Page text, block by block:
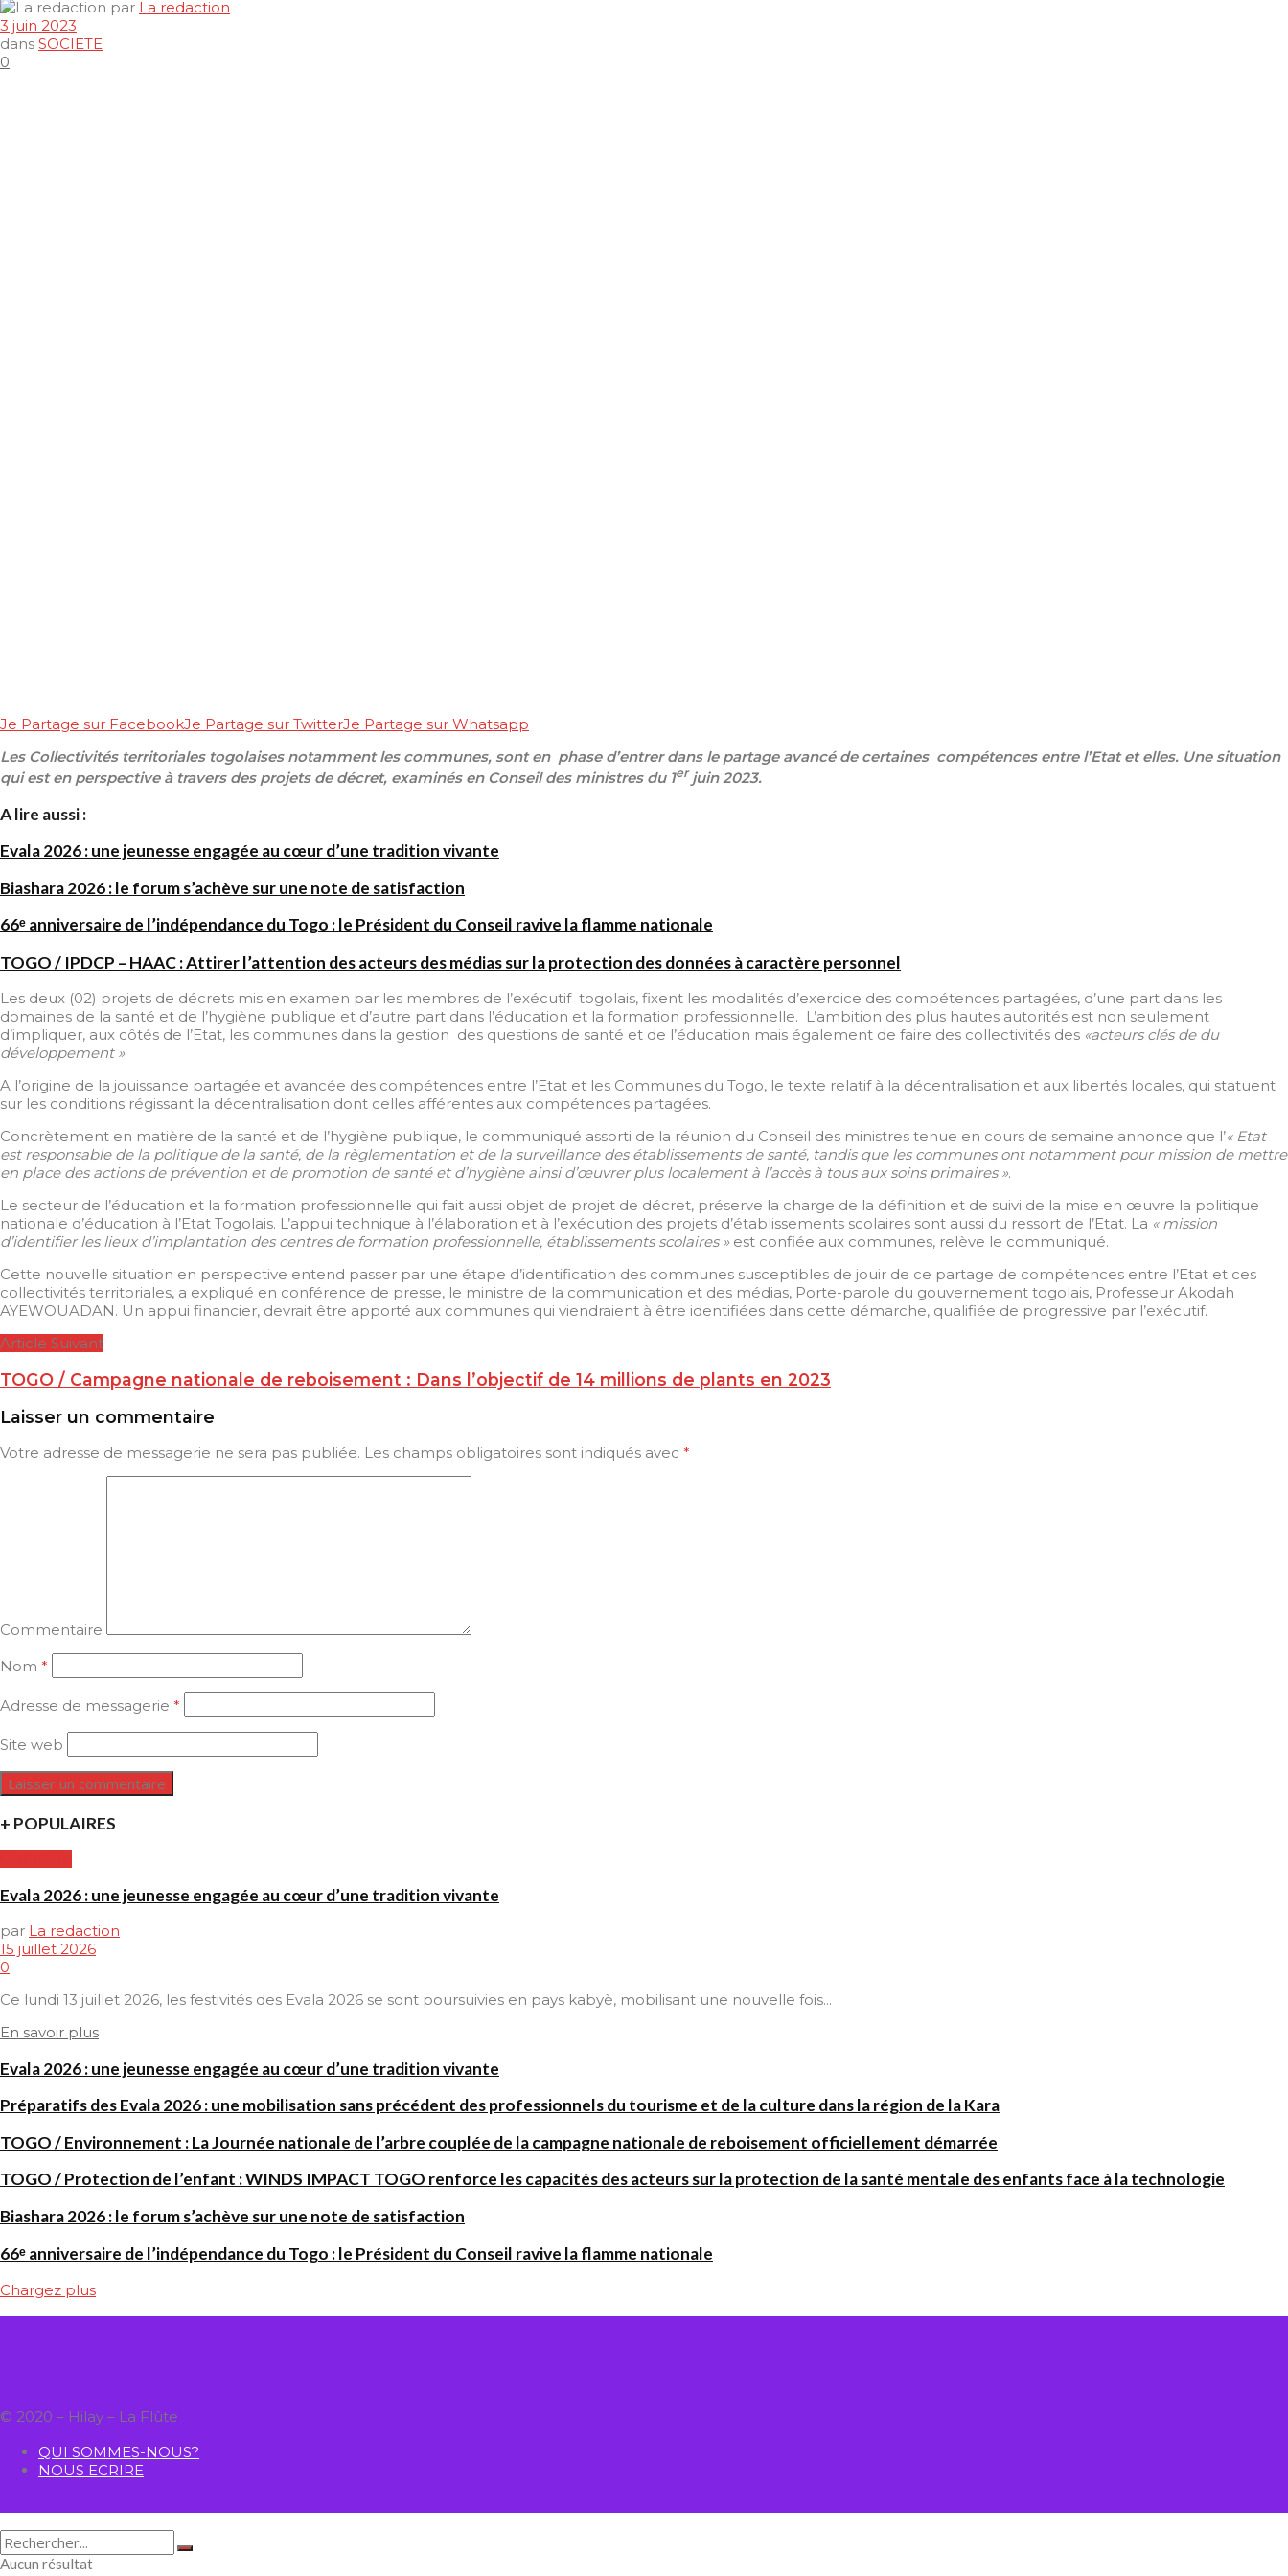
par La redaction
3 juin 2023
dans SOCIETE
0
Je Partage sur FacebookJe Partage sur TwitterJe Partage sur Whatsapp
Les Collectivités territoriales togolaises notamment les communes, sont en phase d’entrer dans le partage avancé de certaines compétences entre l’Etat et elles. Une situation
qui est en perspective à travers des projets de décret, examinés en Conseil des ministres du 1erjuin 2023.
A lire aussi :
Evala 2026 : une jeunesse engagée au cœur d’une tradition vivante
Biashara 2026 : le forum s’achève sur une note de satisfaction
66ᵉ anniversaire de l’indépendance du Togo : le Président du Conseil ravive la flamme nationale
TOGO / IPDCP – HAAC : Attirer l’attention des acteurs des médias sur la protection des données à caractère personnel
Les deux (02) projets de décrets mis en examen par les membres de l’exécutif togolais, fixent les modalités d’exercice des compétences partagées, d’une part dans les
domaines de la santé et de l’hygiène publique et d’autre part dans l’éducation et la formation professionnelle. L’ambition des plus hautes autorités est non seulement
d’impliquer, aux côtés de l’Etat, les communes dans la gestion des questions de santé et de l’éducation mais également de faire des collectivités des «acteurs clés de du
développement ».
A l’origine de la jouissance partagée et avancée des compétences entre l’Etat et les Communes du Togo, le texte relatif à la décentralisation et aux libertés locales, qui statuent
sur les conditions régissant la décentralisation dont celles afférentes aux compétences partagées.
Concrètement en matière de la santé et de l’hygiène publique, le communiqué assorti de la réunion du Conseil des ministres tenue en cours de semaine annonce que l’« Etat
est responsable de la politique de la santé, de la règlementation et de la surveillance des établissements de santé, tandis que les communes ont notamment pour mission de mettre
en place des actions de prévention et de promotion de santé et d’hygiène ainsi d’œuvrer plus localement à l’accès à tous aux soins primaires ».
Le secteur de l’éducation et la formation professionnelle qui fait aussi objet de projet de décret, préserve la charge de la définition et de suivi de la mise en œuvre la politique
nationale d’éducation à l’Etat Togolais. L’appui technique à l’élaboration et à l’exécution des projets d’établissements scolaires sont aussi du ressort de l’Etat. La « mission
d’identifier les lieux d’implantation des centres de formation professionnelle, établissements scolaires » est confiée aux communes, relève le communiqué.
Cette nouvelle situation en perspective entend passer par une étape d’identification des communes susceptibles de jouir de ce partage de compétences entre l’Etat et ces
collectivités territoriales, a expliqué en conférence de presse, le ministre de la communication et des médias, Porte-parole du gouvernement togolais, Professeur Akodah
AYEWOUADAN. Un appui financier, devrait être apporté aux communes qui viendraient à être identifiées dans cette démarche, qualifiée de progressive par l’exécutif.
Article Suivant
TOGO / Campagne nationale de reboisement : Dans l’objectif de 14 millions de plants en 2023
Laisser un commentaire
Votre adresse de messagerie ne sera pas publiée. Les champs obligatoires sont indiqués avec *
Commentaire
Nom *
Adresse de messagerie *
Site web
+ POPULAIRES
Evala 2026 : une jeunesse engagée au cœur d’une tradition vivante
par La redaction
15 juillet 2026
0
Ce lundi 13 juillet 2026, les festivités des Evala 2026 se sont poursuivies en pays kabyè, mobilisant une nouvelle fois...
En savoir plus
Evala 2026 : une jeunesse engagée au cœur d’une tradition vivante
Préparatifs des Evala 2026 : une mobilisation sans précédent des professionnels du tourisme et de la culture dans la région de la Kara
TOGO / Environnement : La Journée nationale de l’arbre couplée de la campagne nationale de reboisement officiellement démarrée
TOGO / Protection de l’enfant : WINDS IMPACT TOGO renforce les capacités des acteurs sur la protection de la santé mentale des enfants face à la technologie
Biashara 2026 : le forum s’achève sur une note de satisfaction
66ᵉ anniversaire de l’indépendance du Togo : le Président du Conseil ravive la flamme nationale
Chargez plus
© 2020 – Hilay – La Flûte
QUI SOMMES-NOUS?
NOUS ECRIRE
Aucun résultat